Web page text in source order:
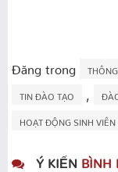
Đăng trong
TIN ĐÀO TẠO
HOẠT ĐỘNG SINH VIÊN
Ý KIẾN BÌNH